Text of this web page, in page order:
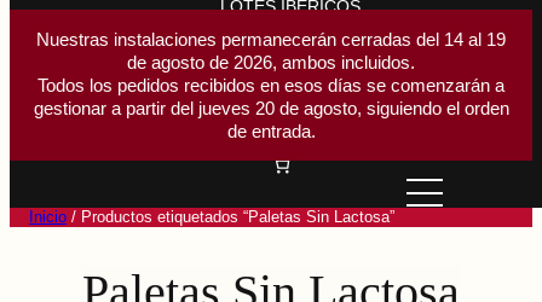
Nuestras instalaciones permanecerán cerradas del 14 al 19
de agosto de 2026, ambos incluidos.
Todos los pedidos recibidos en esos días se comenzarán a
gestionar a partir del jueves 20 de agosto, siguiendo el orden
de entrada.
LOTES IBÉRICOS
ACCESORIOS CORTE
Buscar
Buscar
Acceder
Inicio / Productos etiquetados “Paletas Sin Lactosa”